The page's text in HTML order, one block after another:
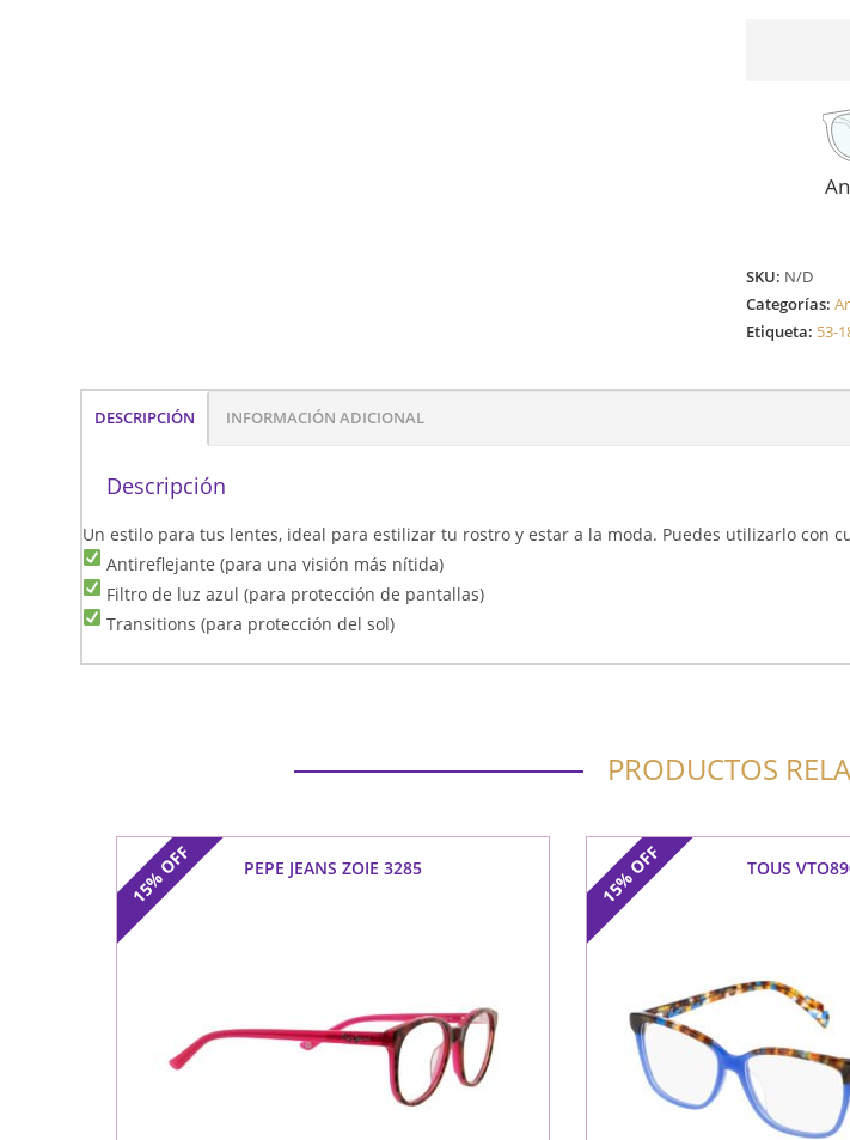
SKU: N/D
Categorías:
Etiqueta: 53-
DESCRIPCIÓN INFORMACIÓN ADICIONAL
Descripción
Un estilo para tus lentes, ideal para estilizar tu rostro y estar a la moda. Puedes utilizarlo con
Antireflejante (para una visión más nítida)
Filtro de luz azul (para protección de pantallas)
Transitions (para protección del sol)
PRODUCTOS
15%
OFF PEPE JEANS ZOIE 3285 15%
OFF TOUS